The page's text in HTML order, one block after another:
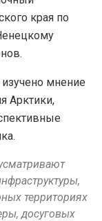
края по
мнение
Арктики,
территориях
досуговых